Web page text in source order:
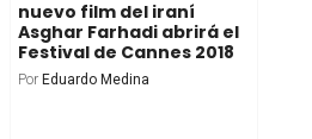
nuevo film del iraní
Asghar Farhadi abrirá el
Festival de Cannes 2018
Por Eduardo Medina